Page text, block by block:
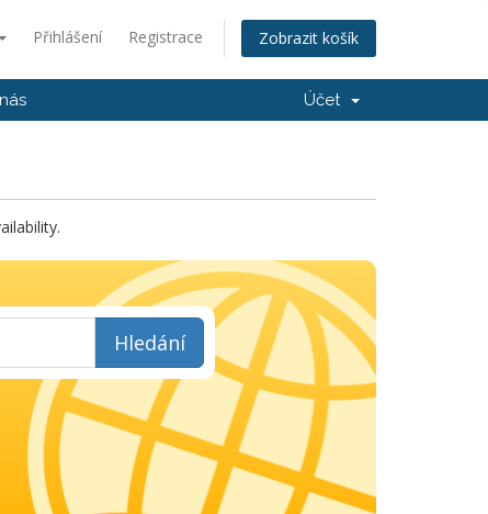
Přihlášení Registrace Zobrazit košík
Účet
Hledání